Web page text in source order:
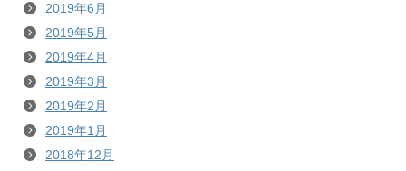
2019年6月
2019年5月
2019年4月
2019年3月
2019年2月
2019年1月
2018年12月